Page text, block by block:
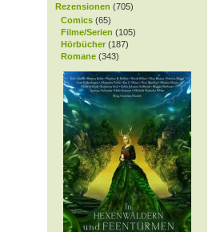
Rezensionen (705)
Comics (65)
Filme/Serien (105)
Hörbücher (187)
Romane (343)